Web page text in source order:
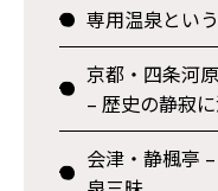
専用温泉とい
京都・四条河
– 歴史の静寂
会津・静楓亭